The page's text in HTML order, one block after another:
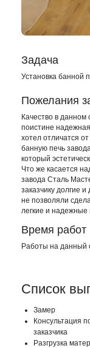
Задача
Установка банной
Пожелания
Качество в
поистине
хотел отличатся
банную печь
который
Что же касается
завода Сталь
заказчику долгие
не позволяли
легкие и
Время работ
Работы на данный
Список
Замер
Консультация
заказчика
Разгрузка